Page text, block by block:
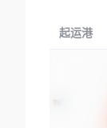
起运港